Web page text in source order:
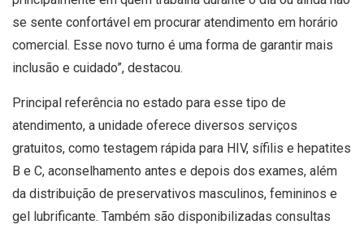
se sente confortável em procurar atendimento em horário
comercial. Esse novo turno é uma forma de garantir mais
inclusão e cuidado”, destacou.
Principal referência no estado para esse tipo de
atendimento, a unidade oferece diversos serviços
gratuitos, como testagem rápida para HIV, sífilis e hepatites
B e C, aconselhamento antes e depois dos exames, além
da distribuição de preservativos masculinos, femininos e
gel lubrificante. Também são disponibilizadas consultas